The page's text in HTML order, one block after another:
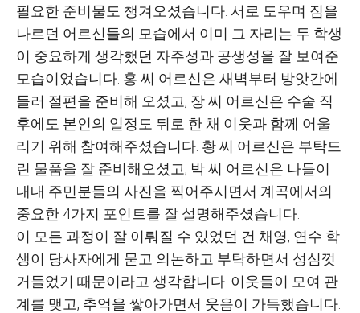
필요한 준비물도 챙겨오셨습니다 서로 도우며 짐을
나르던 어르신들의 모습에서 이미 그 자리는 두 학생
이 중요하게 생각했던 자주성과 공생성을 잘 보여준
모습이었습니다 홍 씨 어르신은 새벽부터 방앗간에
들러 절편을 준비해 오셨고, 장 씨 어르신은 수술 직
후에도 본인의 일정도 뒤로 한 채 이웃과 함께 어울
리기 위해 참여해주셨습니다 황 씨 어르신은 부탁드
린 물품을 잘 준비해오셨고, 박 씨 어르신은 나들이
내내 주민분들의 사진을 찍어주시면서 계곡에서의
중요한 4가지 포인트를 잘 설명해주셨습니다
이 모든 과정이 잘 이뤄질 수 있었던 건 채영, 연수 학
생이 당사자에게 묻고 의논하고 부탁하면서 성심껏
거들었기 때문이라고 생각합니다 이웃들이 모여 관
계를 맺고, 추억을 쌓아가면서 웃음이 가득했습니다